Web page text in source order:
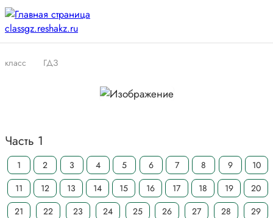
класс ГДЗ
Часть 1
1 2 3 4 5 6 7 8 9
10
11
12 13 14 15 16 17 18 19
20
21
22 23 24 25 26 27 28
29